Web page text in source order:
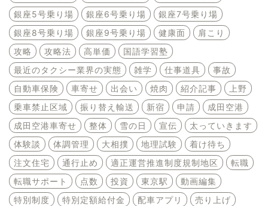
銀座5号乗り場
銀座6号乗り場
銀座7号乗り場
銀座8号乗り場
銀座9号乗り場 健康面
肩こり
攻略
攻略法 高単価
国語学習塾
最近のタクシー業界の実態
雑学 仕事道具
事故
自動車保険
車寄せ 出会い 焼肉 紹介記事
上野
乗車禁止区域
振り替え輸送 新宿 申請
成田空港
成田空港車寄せ
整体 雪の日 宣伝
太っていきます
体験談
体調管理 大相撲 地理試験
着け待ち
注文住宅
通行止め 適正運営推進制度規制地区
転職
転職サポート
点数 投資 東京駅
動画編集
特別制度
特別定額給付金 配車アプリ
売り上げ